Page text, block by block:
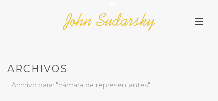
ARCHIVOS
Archivo para: "cámara de representantes"